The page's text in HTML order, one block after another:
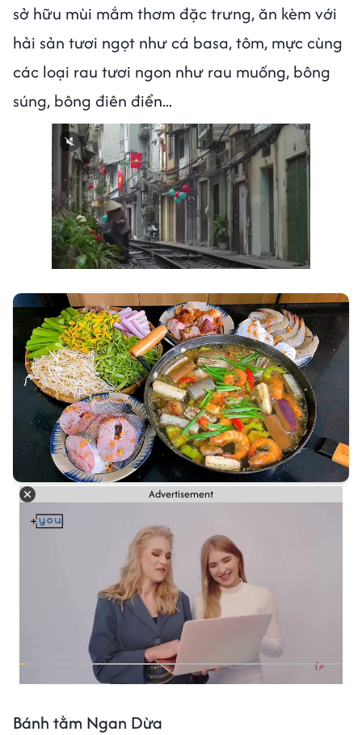
sở hữu mùi mắm thơm đặc trưng, ăn kèm với
hải sản tươi ngọt như cá basa, tôm, mực cùng
các loại rau tươi ngon như rau muống, bông
súng, bông điên điển...
Advertisement
Bánh tằm Ngan Dừa